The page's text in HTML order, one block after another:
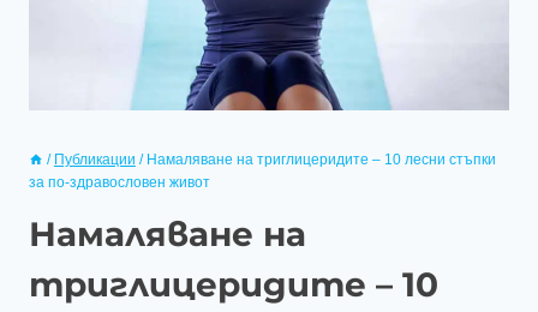
/ Публикации / Намаляване на триглицеридите – 10 лесни стъпки
за по-здравословен живот
Намаляване на
триглицеридите – 10